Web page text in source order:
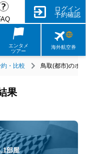
ログイン
予約確認
エンタメ
ツアー
海外航空券
・比較 鳥取(都市)のホ
果
部屋